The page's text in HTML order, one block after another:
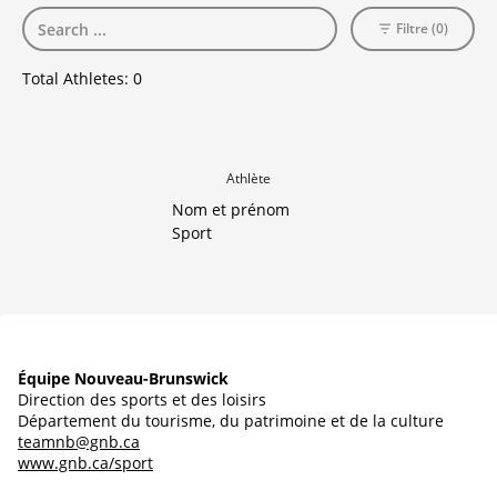
Total Athletes: 0
Filtre (0)
Athlète
Nom et prénom
Sport
Équipe Nouveau-Brunswick
Direction des sports et des loisirs
Département du tourisme, du patrimoine et de la culture
teamnb@gnb.ca
www.gnb.ca/sport